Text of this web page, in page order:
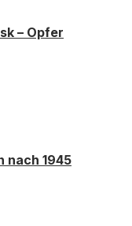
– Opfer
nach 1945